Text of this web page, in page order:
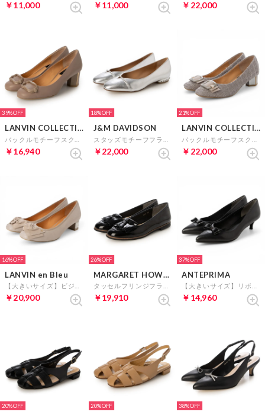
￥11,000 ￥11,000 ￥22,000
39%
LANVIN COLLECTION
￥16,940
18%
J&M DAVIDSON
￥22,000
21%
LANVIN COLLECTION
￥22,000
16%
LANVIN en Bleu
￥20,900
26%
MARGARET HOWELL idea
￥19,910
37%
ANTEPRIMA
￥14,960
20% 20% 38%